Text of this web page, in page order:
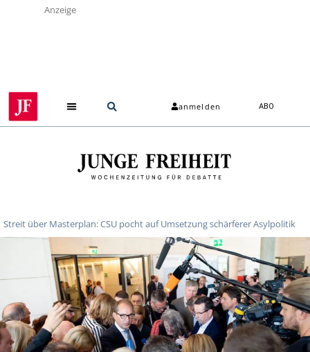
Anzeige
anmelden ABO
Streit über Masterplan: CSU pocht auf Umsetzung schärferer Asylpolitik